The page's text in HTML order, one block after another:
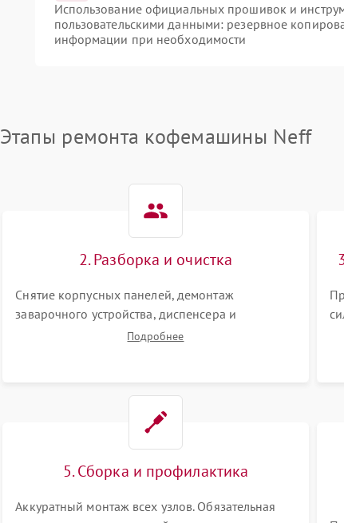
Использование официальных прошивок и
пользовательскими данными: резервное
информации при необходимости
Этапы ремонта кофемашины Neff
2. Разборка и очистка
Снятие корпусных панелей, демонтаж
заварочного устройства, диспенсера и
гидросистемы. Глубокая очистка внутренних
Подробнее
5. Сборка и профилактика
Аккуратный монтаж всех узлов. Обязательная